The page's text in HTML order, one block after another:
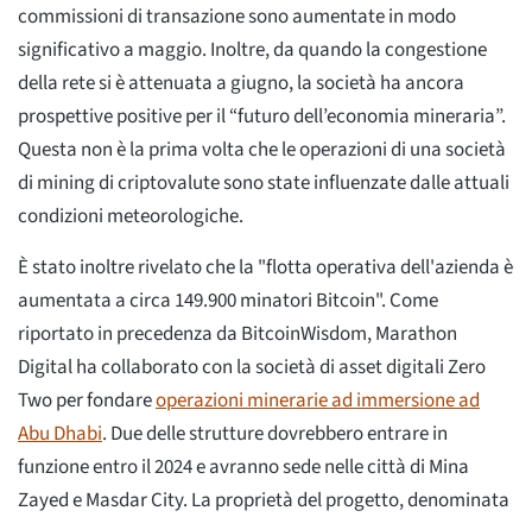
commissioni di transazione sono aumentate in modo
significativo a maggio. Inoltre, da quando la congestione
della rete si è attenuata a giugno, la società ha ancora
prospettive positive per il “futuro dell’economia mineraria”.
Questa non è la prima volta che le operazioni di una società
di mining di criptovalute sono state influenzate dalle attuali
condizioni meteorologiche.
È stato inoltre rivelato che la "flotta operativa dell'azienda è
aumentata a circa 149.900 minatori Bitcoin". Come
riportato in precedenza da BitcoinWisdom, Marathon
Digital ha collaborato con la società di asset digitali Zero
Two per fondareoperazioni minerarie ad immersione ad
Abu Dhabi. Due delle strutture dovrebbero entrare in
funzione entro il 2024 e avranno sede nelle città di Mina
Zayed e Masdar City. La proprietà del progetto, denominata